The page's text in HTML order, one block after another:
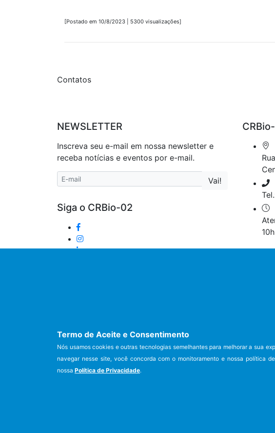
[Postado em 10/8/2023 | 5300 visualizações]
Contatos
NEWSLETTER
Inscreva seu e-mail em nossa newsletter e
receba notícias e eventos por e-mail.
Siga o CRBio-02
Conselho Regional de Biologia 2ª Região (RJ)
© Copyright [GM] 2020 - 2026
Termo de Aceite e Consentimento
Nós usamos cookies e outras tecnologias semelhantes para melhorar a sua
navegar nesse site, você concorda com o monitoramento e nossa política
nossa Política de Privacidade.